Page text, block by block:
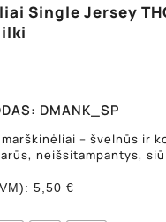
Single Jersey
DMANK_SP
– švelnūs ir
neišsitampantys,
5,50 €